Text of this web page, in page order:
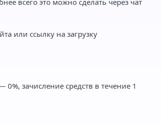
всего это можно сделать через чат
или ссылку на загрузку
зачисление средств в течение 1